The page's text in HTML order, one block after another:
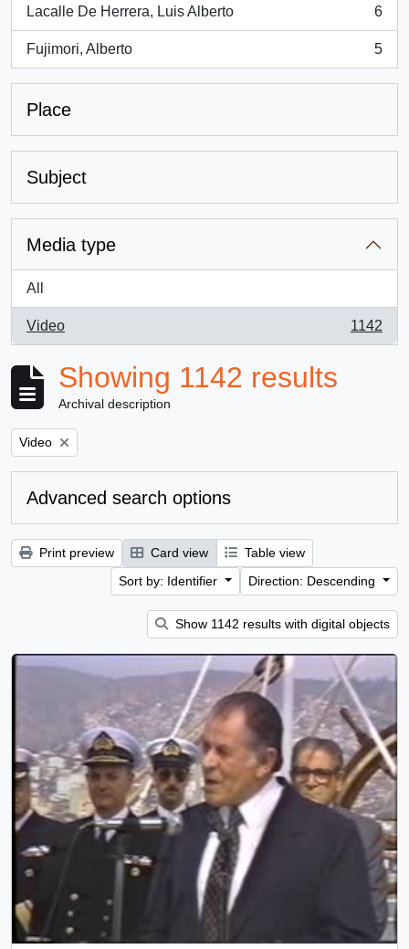
Lacalle De Herrera, Luis Alberto
, 6 results
6
Fujimori, Alberto
, 5 results
5
Place
Subject
Media type
All
Video
, 1142 results
1142
Showing 1142 results
Archival description
Remove filter:
Video
Advanced search options
Print preview Card view
Table view
Sort by: Identifier
Direction: Descending
Show 1142 results with digital objects